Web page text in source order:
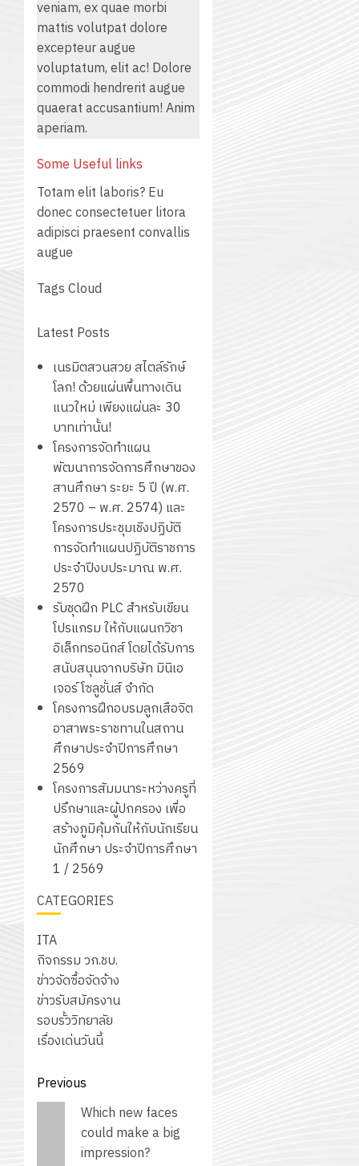
veniam, ex quae morbi
mattis volutpat dolore
excepteur augue
voluptatum, elit ac! Dolore
commodi hendrerit augue
quaerat accusantium! Anim
aperiam.
Some Useful links
Totam elit laboris? Eu
donec consectetuer litora
adipisci praesent convallis
augue
Tags Cloud
Latest Posts
เนรมิตสวนสวย สไตล์รักษ์
โลก! ด้วยแผ่นพื้นทางเดิน
แนวใหม่ เพียงแผ่นละ 30
บาทเท่านั้น!
โครงการจัดทำแผน
พัฒนาการจัดการศึกษาของ
สานศึกษา ระยะ 5 ปี (พ.ศ.
2570 – พ.ศ. 2574) และ
โครงการประชุมเชิงปฏิบัติ
การจัดทำแผนปฏิบัติราชการ
ประจำปีงบประมาณ พ.ศ.
2570
รับชุดฝึก PLC สำหรับเขียน
โปรแกรม ให้กับแผนกวิชา
อิเล็กทรอนิกส์ โดยได้รับการ
สนับสนุนจากบริษัท มินิเอ
เจอร์ โซลูชั่นส์ จำกัด
โครงการฝึกอบรมลูกเสือจิต
อาสาพระราชทานในสถาน
ศึกษาประจำปีการศึกษา
2569
โครงการสัมมนาระหว่างครูที่
ปรึกษาและผู้ปกครอง เพื่อ
สร้างภูมิคุ้มกันให้กับนักเรียน
นักศึกษา ประจำปีการศึกษา
1 / 2569
CATEGORIES
ITA
กิจกรรม วก.ชบ.
ข่าวจัดซื้อจัดจ้าง
ข่าวรับสมัครงาน
รอบรั้ววิทยาลัย
เรื่องเด่นวันนี้
Post
navigation
Previous
PreviousWhich new faces
could make a big
impression?